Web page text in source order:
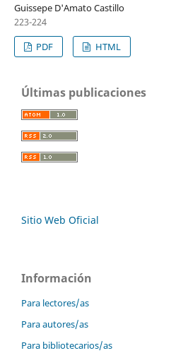
Guissepe D'Amato Castillo
223-224
PDF
HTML
Últimas publicaciones
Sitio Web Oficial
Información
Para lectores/as
Para autores/as
Para bibliotecarios/as